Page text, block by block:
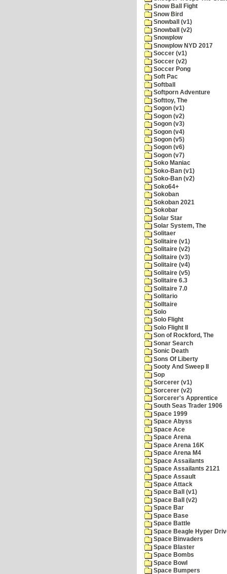
Snow Ball Fight
Snow Bird
Snowball (v1)
Snowball (v2)
Snowplow
Snowplow NYD 2017
Soccer (v1)
Soccer (v2)
Soccer Pong
Soft Pac
Softball
Softporn Adventure
Softtoy, The
Sogon (v1)
Sogon (v2)
Sogon (v3)
Sogon (v4)
Sogon (v5)
Sogon (v6)
Sogon (v7)
Soko Maniac
Soko-Ban (v1)
Soko-Ban (v2)
Soko64+
Sokoban
Sokoban 2021
Sokobar
Solar Star
Solar System, The
Solitaer
Solitaire (v1)
Solitaire (v2)
Solitaire (v3)
Solitaire (v4)
Solitaire (v5)
Solitaire 6.3
Solitaire 7.0
Solitario
Solltaire
Solo
Solo Flight
Solo Flight II
Son of Rockford, The
Sonar Search
Sonic Death
Sons Of Liberty
Sooty And Sweep II
Sop
Sorcerer (v1)
Sorcerer (v2)
Sorcerer's Apprentice
South Seas Trader 1906
Space 1999
Space Abyss
Space Ace
Space Arena
Space Arena 16K
Space Arena M4
Space Assailants
Space Assailants 2121
Space Assault
Space Attack
Space Ball (v1)
Space Ball (v2)
Space Bar
Space Base
Space Battle
Space Beagle Hyper
Space Binvaders
Space Blaster
Space Bombs
Space Bowl
Space Bumpers